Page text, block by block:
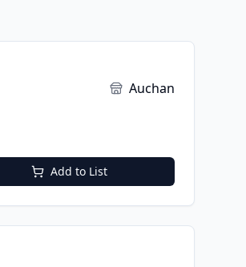
Auchan
Add to List